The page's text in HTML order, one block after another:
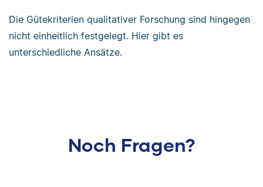
Die Gütekriterien qualitativer Forschung sind hingegen
nicht einheitlich festgelegt. Hier gibt es
unterschiedliche Ansätze.
Noch Fragen?